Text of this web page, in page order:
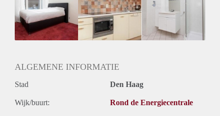
Inkomen eis
N.V.T.
Huurtermijn
Onbepaalde termijn
ALGEMENE INFORMATIE
Stad Den Haag
Wijk/buurt: Rond de Energiecentrale